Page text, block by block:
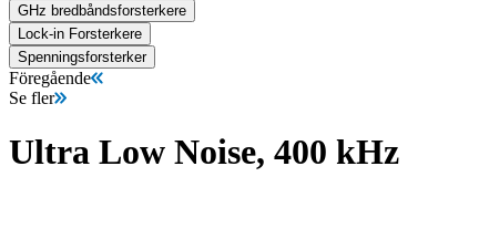
GHz bredbåndsforsterkere
Lock-in Forsterkere
Spenningsforsterker
Föregående
Se fler
Ultra Low Noise, 400 kHz